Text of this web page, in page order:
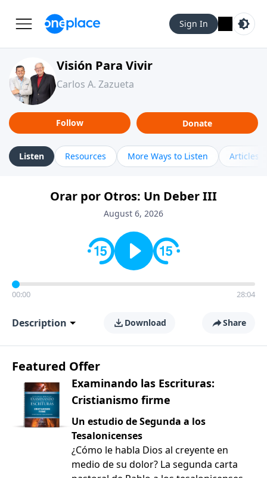
Sign In
Visión Para Vivir
Carlos A. Zazueta
Follow Donate
Listen Resources More Ways to Listen Articles
Orar por Otros: Un Deber III
August 6, 2026
00:00 28:04
Description Download Share
Featured Offer
Examinando las Escrituras:
Cristianismo firme
Un estudio de Segunda a los
Tesalonicenses
¿Cómo le habla Dios al creyente en
medio de su dolor? La segunda carta